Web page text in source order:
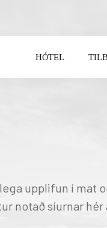
HÓTEL
upplifun í mat
notað síurnar hér